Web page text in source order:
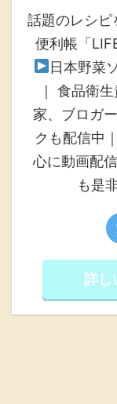
話題のレシピ
便利帳「
日本野菜
｜ 食品衛
家、ブロガ
クも配信中
心に動画配
も是
詳し